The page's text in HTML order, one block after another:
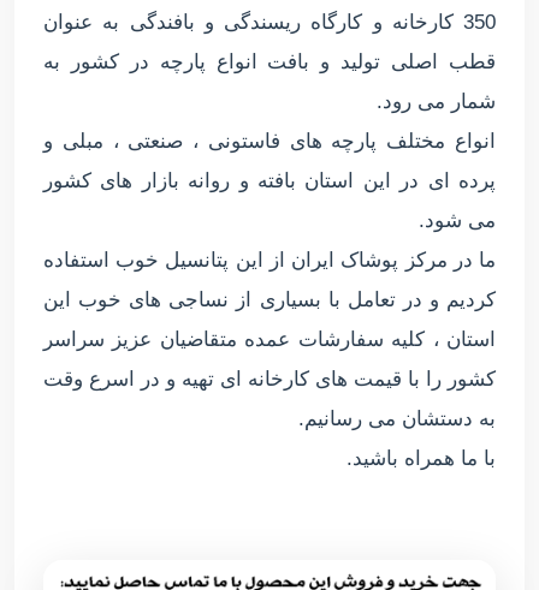
350 کارخانه و کارگاه ریسندگی و بافندگی به عنوان
قطب اصلی تولید و بافت انواع پارچه در کشور به
شمار می رود.
انواع مختلف پارچه های فاستونی ، صنعتی ، مبلی و
پرده ای در این استان بافته و روانه بازار های کشور
می شود.
ما در مرکز پوشاک ایران از این پتانسیل خوب استفاده
کردیم و در تعامل با بسیاری از نساجی های خوب این
استان ، کلیه سفارشات عمده متقاضیان عزیز سراسر
کشور را با قیمت های کارخانه ای تهیه و در اسرع وقت
به دستشان می رسانیم.
با ما همراه باشید.